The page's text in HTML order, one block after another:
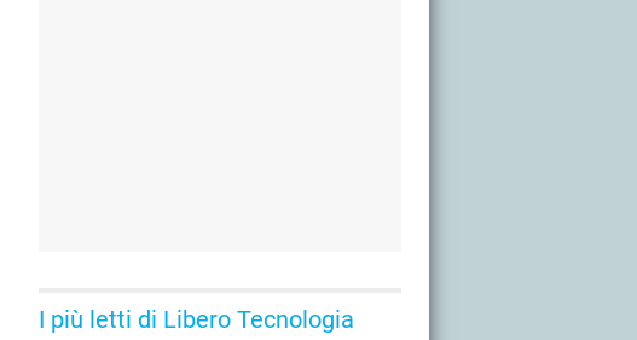
I più letti di Libero Tecnologia